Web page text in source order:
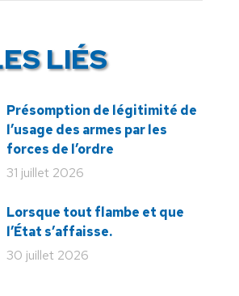
LIÉS
Présomption de légitimité de
l’usage des armes par les
forces de l’ordre
31 juillet 2026
Lorsque tout flambe et que
l’État s’affaisse.
30 juillet 2026